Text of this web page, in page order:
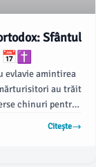
Sfântul
📅✝️
evlavie amintirea
au trăit
chinuri pentru
Citește